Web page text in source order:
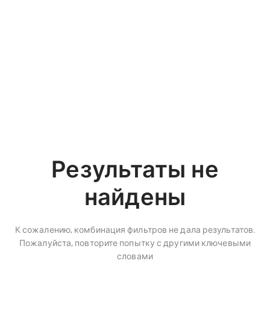
Результаты не
найдены
К сожалению, комбинация фильтров не дала результатов.
Пожалуйста, повторите попытку с другими ключевыми
словами